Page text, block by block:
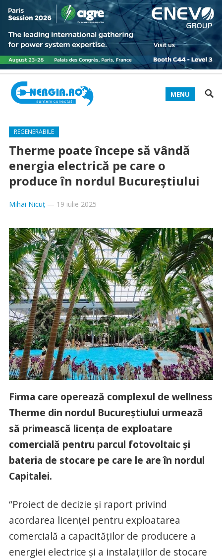
MENU
REGENERABILE
Therme poate începe să vândă
energia electrică pe care o
produce în nordul Bucureștiului
Mihai Nicuț— 19 iulie 2025
Firma care operează complexul de wellness
Therme din nordul Bucureștiului urmează
să primească licența de exploatare
comercială pentru parcul fotovoltaic și
bateria de stocare pe care le are în nordul
Capitalei.
“Proiect de decizie și raport privind
acordarea licenţei pentru exploatarea
comercială a capacităţilor de producere a
energiei electrice și a instalațiilor de stocare